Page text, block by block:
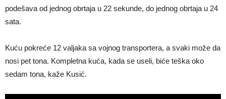
podešava od jednog obrtaja u 22 sekunde, do jednog obrtaja u 24
sata.
Kuću pokreće 12 valjaka sa vojnog transportera, a svaki može da
nosi pet tona. Kompletna kuća, kada se useli, biće teška oko
sedam tona, kaže Kusić.